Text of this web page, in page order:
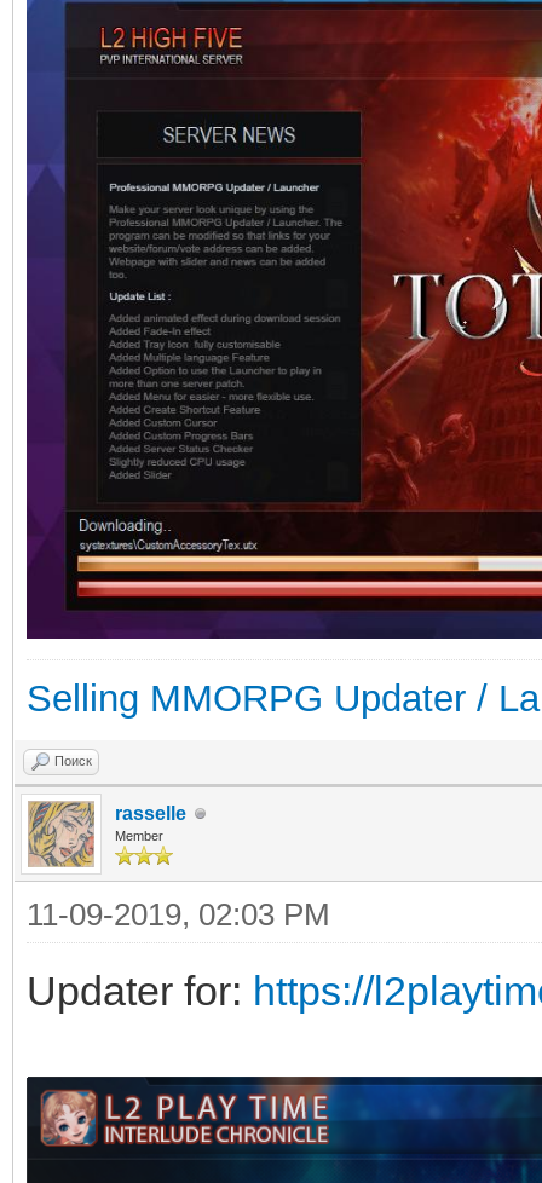
Selling MMORPG Updater /
Поиск
rasselle
Member
11-09-2019, 02:03 PM
Updater for: https://